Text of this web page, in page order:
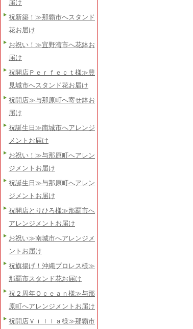
届け
祝新築！≫那覇市へスタンド
花お届け
お祝い！≫宜野湾市へ花鉢お
届け
祝開店Ｐｅｒｆｅｃｔ様≫豊
見城市へスタンド花お届け
祝開店≫与那原町へ寄せ鉢お
届け
祝誕生日≫南城市へアレンジ
メントお届け
お祝い！≫与那原町へアレン
ジメントお届け
祝誕生日≫与那原町へアレン
ジメントお届け
祝開店とりひろ様≫那覇市へ
アレンジメントお届け
お祝い≫南城市へアレンジメ
ントお届け
祝旗揚げ！沖縄プロレス様≫
那覇市スタンド花お届け
祝２周年Ｏｃｅａｎ様≫与那
原町へアレンジメントお届け
祝開店Ｖｉｌｌａ様≫那覇市